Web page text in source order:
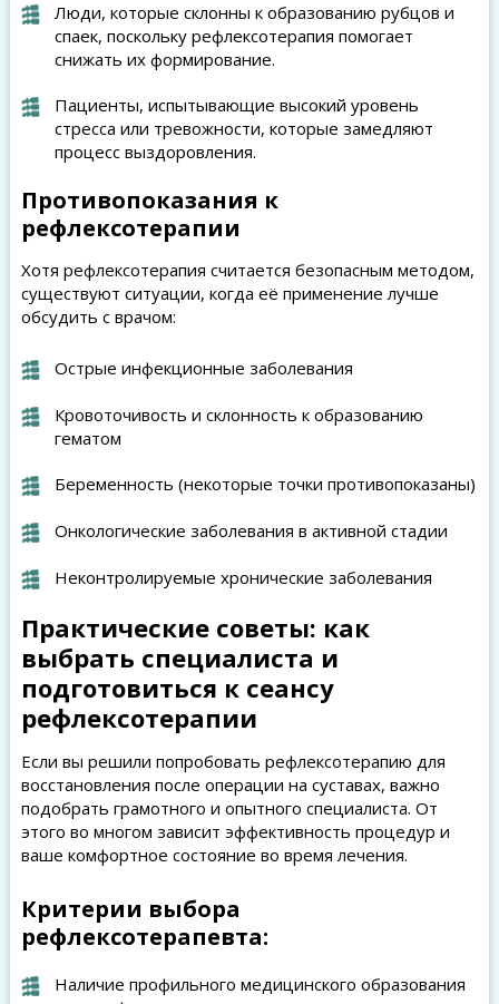
Люди, которые склонны к образованию рубцов и
спаек, поскольку рефлексотерапия помогает
снижать их формирование.
Пациенты, испытывающие высокий уровень
стресса или тревожности, которые замедляют
процесс выздоровления.
Противопоказания к
рефлексотерапии
Хотя рефлексотерапия считается безопасным методом,
существуют ситуации, когда её применение лучше
обсудить с врачом:
Острые инфекционные заболевания
Кровоточивость и склонность к образованию
гематом
Беременность (некоторые точки противопоказаны)
Онкологические заболевания в активной стадии
Неконтролируемые хронические заболевания
Практические советы: как
выбрать специалиста и
подготовиться к сеансу
рефлексотерапии
Если вы решили попробовать рефлексотерапию для
восстановления после операции на суставах, важно
подобрать грамотного и опытного специалиста. От
этого во многом зависит эффективность процедур и
ваше комфортное состояние во время лечения.
Критерии выбора
рефлексотерапевта:
Наличие профильного медицинского образования